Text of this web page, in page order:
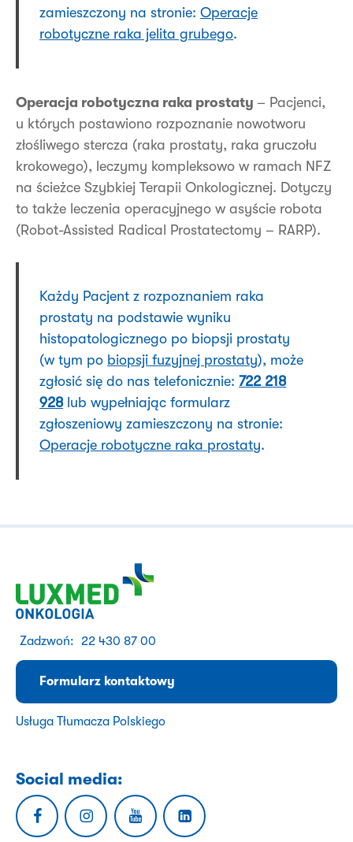
zamieszczony na stronie:Operacje
robotyczne raka jelita grubego.
Operacja robotyczna raka prostaty – Pacjenci,
u których postawiono rozpoznanie nowotworu
złośliwego stercza (raka prostaty, raka gruczołu
krokowego), leczymy kompleksowo w ramach NFZ
na ścieżce Szybkiej Terapii Onkologicznej. Dotyczy
to także leczenia operacyjnego w asyście robota
(Robot-Assisted Radical Prostatectomy – RARP).
Każdy Pacjent z rozpoznaniem raka
prostaty na podstawie wyniku
histopatologicznego po biopsji prostaty
(w tym po biopsji fuzyjnej prostaty), może
zgłosić się do nas telefonicznie:722 218
928lub wypełniając formularz
zgłoszeniowy zamieszczony na stronie:
Operacje robotyczne raka prostaty.
Zadzwoń: 22 430 87 00
Formularz kontaktowy
Usługa Tłumacza Polskiego
Social media: